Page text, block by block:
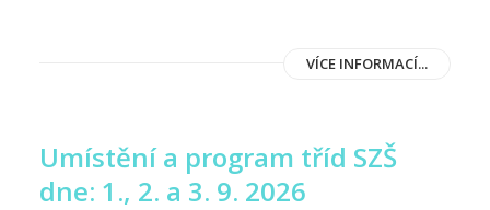
VÍCE INFORMACÍ...
Umístění a program tříd SZŠ
dne: 1., 2. a 3. 9. 2026